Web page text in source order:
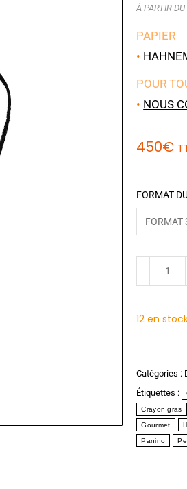
À PARTIR
PAPIER
•
POUR
• NOUS
450€
FORMAT
12 en
Catégories :
Étiquettes :
Crayon gras
Gourmet
Panino